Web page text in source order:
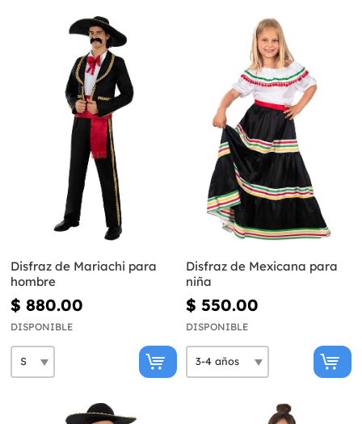
Disfraz de Mariachi para
hombre
$ 880.00
DISPONIBLE
Disfraz de Mexicana para
niña
$ 550.00
DISPONIBLE